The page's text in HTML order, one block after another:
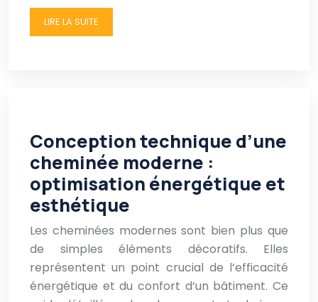
LIRE LA SUITE
Conception technique d’une
cheminée moderne :
optimisation énergétique et
esthétique
Les cheminées modernes sont bien plus que
de simples éléments décoratifs. Elles
représentent un point crucial de l’efficacité
énergétique et du confort d’un bâtiment. Ce